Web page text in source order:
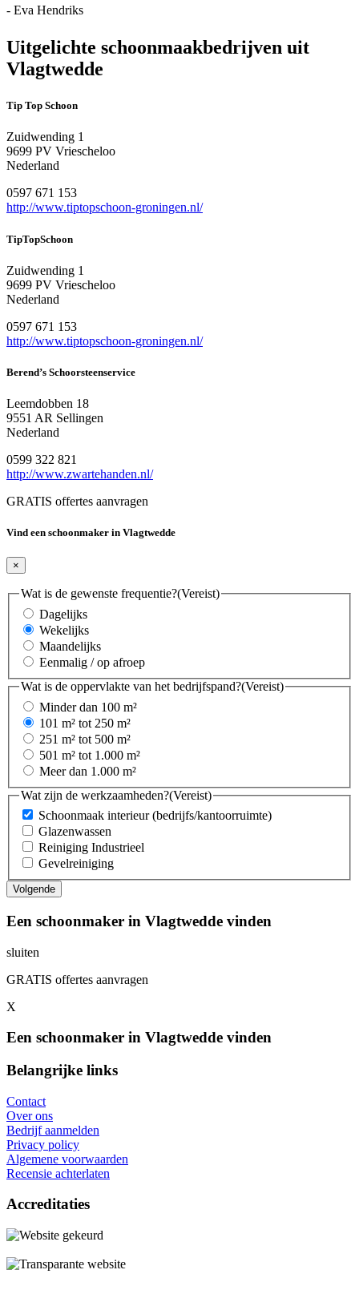
- Eva Hendriks
Uitgelichte schoonmaakbedrijven uit
Vlagtwedde
Tip Top Schoon
Zuidwending 1
9699 PV Vriescheloo
Nederland
0597 671 153
http://www.tiptopschoon-groningen.nl/
TipTopSchoon
Zuidwending 1
9699 PV Vriescheloo
Nederland
0597 671 153
http://www.tiptopschoon-groningen.nl/
Berend’s Schoorsteenservice
Leemdobben 18
9551 AR Sellingen
Nederland
0599 322 821
http://www.zwartehanden.nl/
GRATIS offertes aanvragen
Vind een schoonmaker in Vlagtwedde
×
Wat is de gewenste frequentie?(Vereist)
Dagelijks
Wekelijks
Maandelijks
Eenmalig / op afroep
Wat is de oppervlakte van het bedrijfspand?(Vereist)
Minder dan 100 m²
101 m² tot 250 m²
251 m² tot 500 m²
501 m² tot 1.000 m²
Meer dan 1.000 m²
Wat zijn de werkzaamheden?(Vereist)
Schoonmaak interieur (bedrijfs/kantoorruimte)
Glazenwassen
Reiniging Industrieel
Gevelreiniging
Een schoonmaker in Vlagtwedde vinden
sluiten
GRATIS offertes aanvragen
X
Een schoonmaker in Vlagtwedde vinden
Belangrijke links
Contact
Over ons
Bedrijf aanmelden
Privacy policy
Algemene voorwaarden
Recensie achterlaten
Accreditaties